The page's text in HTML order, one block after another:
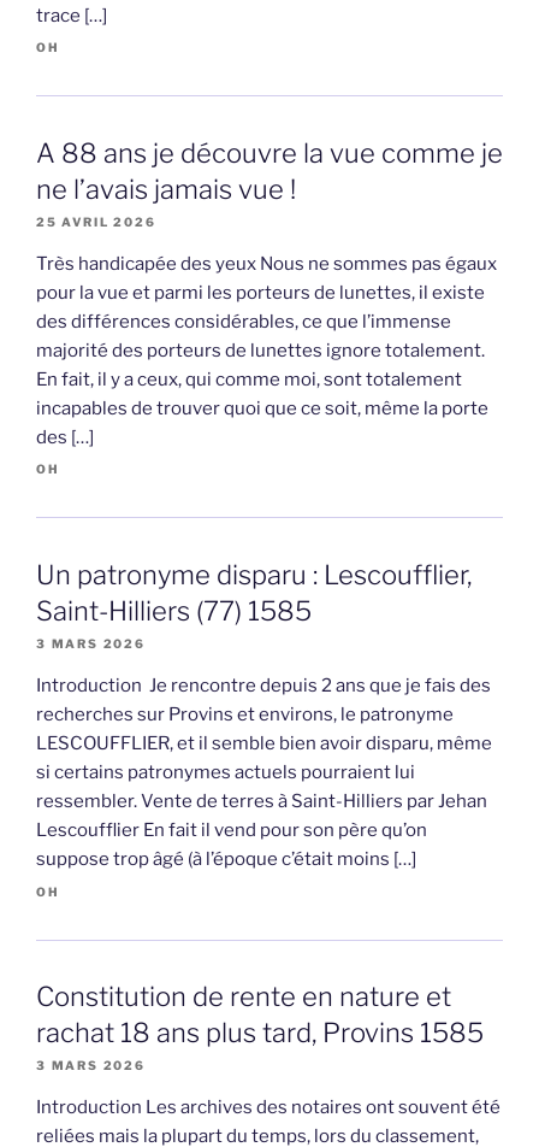
trace […]
OH
A 88 ans je découvre la vue comme je
ne l’avais jamais vue !
25 AVRIL 2026
Très handicapée des yeux Nous ne sommes pas égaux
pour la vue et parmi les porteurs de lunettes, il existe
des différences considérables, ce que l’immense
majorité des porteurs de lunettes ignore totalement.
En fait, il y a ceux, qui comme moi, sont totalement
incapables de trouver quoi que ce soit, même la porte
des […]
OH
Un patronyme disparu : Lescoufflier,
Saint-Hilliers (77) 1585
3 MARS 2026
Introduction Je rencontre depuis 2 ans que je fais des
recherches sur Provins et environs, le patronyme
LESCOUFFLIER, et il semble bien avoir disparu, même
si certains patronymes actuels pourraient lui
ressembler. Vente de terres à Saint-Hilliers par Jehan
Lescoufflier En fait il vend pour son père qu’on
suppose trop âgé (à l’époque c’était moins […]
OH
Constitution de rente en nature et
rachat 18 ans plus tard, Provins 1585
3 MARS 2026
Introduction Les archives des notaires ont souvent été
reliées mais la plupart du temps, lors du classement,